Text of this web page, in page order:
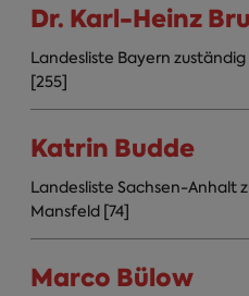
Dr. Karl-Heinz
Landesliste Bayern
[255]
Katrin Budde
Landesliste Sachsen-Anhalt
Mansfeld [74]
Marco Bülow